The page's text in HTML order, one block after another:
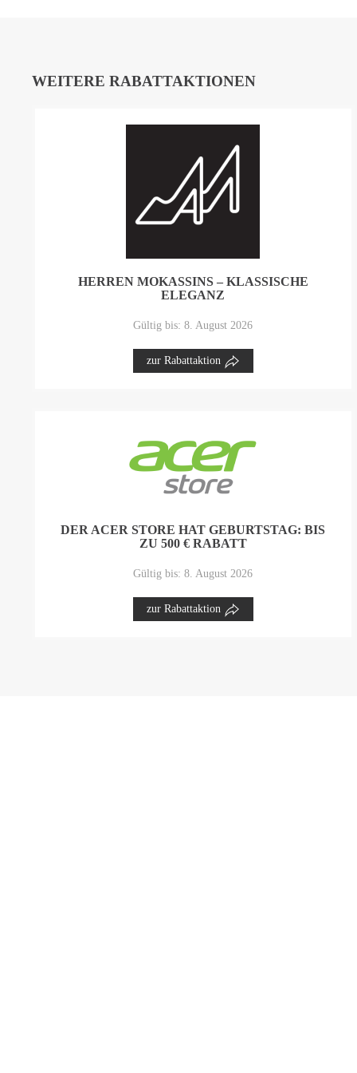
WEITERE RABATTAKTIONEN
HERREN MOKASSINS – KLASSISCHE
ELEGANZ
Gültig bis: 8. August 2026
zur Rabattaktion
DER ACER STORE HAT GEBURTSTAG: BIS
ZU 500 € RABATT
Gültig bis: 8. August 2026
zur Rabattaktion